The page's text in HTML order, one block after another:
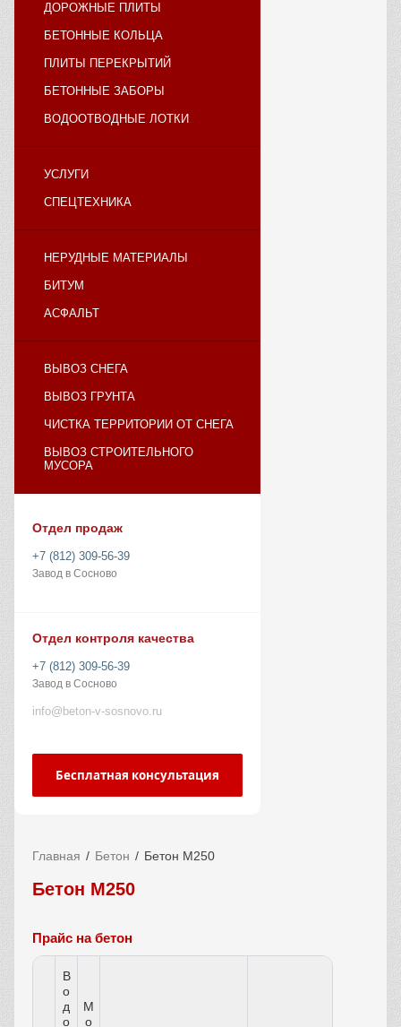
ДОРОЖНЫЕ ПЛИТЫ
БЕТОННЫЕ КОЛЬЦА
ПЛИТЫ ПЕРЕКРЫТИЙ
БЕТОННЫЕ ЗАБОРЫ
ВОДООТВОДНЫЕ ЛОТКИ
УСЛУГИ
СПЕЦТЕХНИКА
НЕРУДНЫЕ МАТЕРИАЛЫ
БИТУМ
АСФАЛЬТ
ВЫВОЗ СНЕГА
ВЫВОЗ ГРУНТА
ЧИСТКА ТЕРРИТОРИИ ОТ СНЕГА
ВЫВОЗ СТРОИТЕЛЬНОГО
МУСОРА
Отдел продаж
+7 (812) 309-56-39
Завод в Сосново
Отдел контроля качества
+7 (812) 309-56-39
Завод в Сосново
info@beton-v-sosnovo.ru
Бесплатная консультация
Главная Бетон Бетон М250
Бетон М250
Прайс на бетон
В
о
д
о
М
о